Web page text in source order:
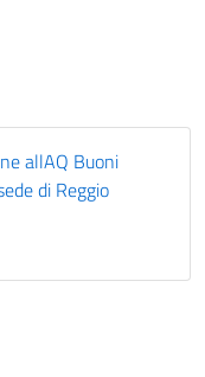
allAQ Buoni
di Reggio